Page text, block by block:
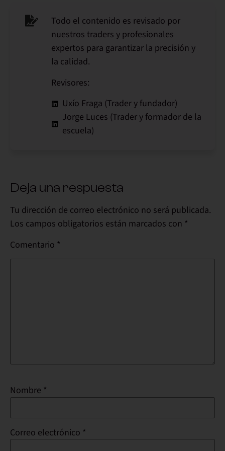
Todo el contenido es revisado por
nuestros traders y profesionales
expertos para garantizar la precisión y
la calidad.
Revisores:
Uxío Fraga (Trader y fundador)
Jorge Luces (Trader y formador de la
escuela)
Deja una respuesta
Tu dirección de correo electrónico no será publicada.
Los campos obligatorios están marcados con *
Comentario *
Nombre *
Correo electrónico *